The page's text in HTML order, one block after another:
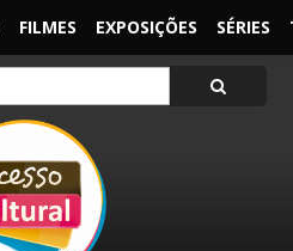
FILMES EXPOSIÇÕES SÉRIES